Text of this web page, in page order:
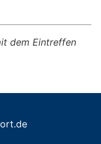
dem Eintreffen